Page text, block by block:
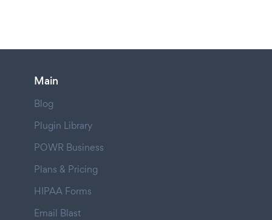
Main
Blog
Plugin Library
POWR Business
Plans & Pricing
HIPAA Forms
Email Blast